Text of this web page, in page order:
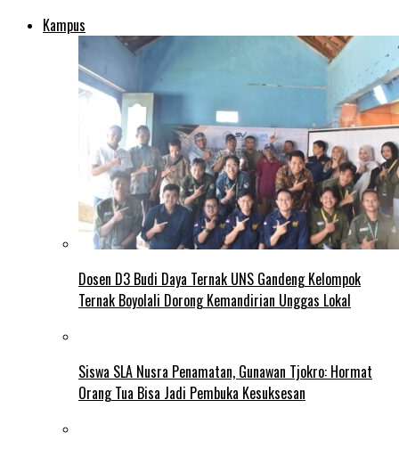
Kampus
Dosen D3 Budi Daya Ternak UNS Gandeng Kelompok
Ternak Boyolali Dorong Kemandirian Unggas Lokal
Siswa SLA Nusra Penamatan, Gunawan Tjokro: Hormat
Orang Tua Bisa Jadi Pembuka Kesuksesan